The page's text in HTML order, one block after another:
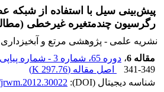
پیش‌بینی سیل با استفاده از
رگرسیون چندمتغیره غیرخطی
نشریه علمی - پژوهشی مرتع و آبخیزداری
مقاله 6
، دوره 65، شماره 3 - شماره پیاپی 1339231
341-349
اصل مقاله (297.76 K
)
شناسه دیجیتال (DOI):